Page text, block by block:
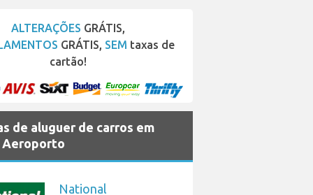
ALTERAÇÕES GRÁTIS,
GRÁTIS, SEM taxas de
cartão!
de aluguer de carros em
Aeroporto
National